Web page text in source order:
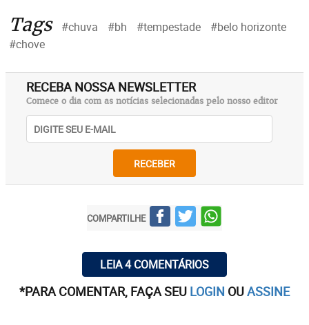
Tags #chuva #bh #tempestade
#belo horizonte
#chove
RECEBA NOSSA NEWSLETTER
Comece o dia com as notícias selecionadas pelo nosso editor
RECEBER
COMPARTILHE
LEIA 4 COMENTÁRIOS
*PARA COMENTAR, FAÇA SEU LOGIN OUASSINE